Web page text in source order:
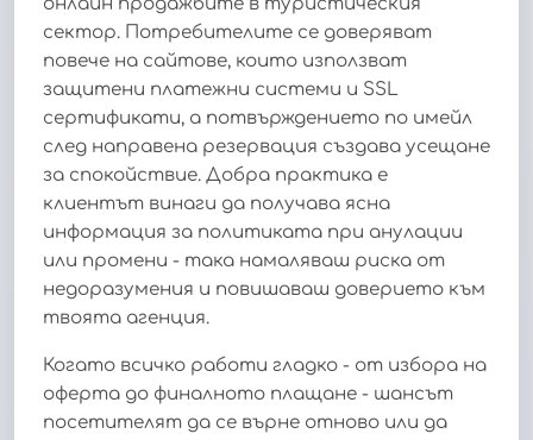
онлайн продажбите в туристическия
сектор. Потребителите се доверяват
повече на сайтове, които използват
защитени платежни системи и SSL
сертификати, а потвърждението по имейл
след направена резервация създава усещане
за спокойствие. Добра практика е
клиентът винаги да получава ясна
информация за политиката при анулации
или промени - така намаляваш риска от
недоразумения и повишаваш доверието към
твоята агенция.
Когато всичко работи гладко - от избора на
оферта до финалното плащане - шансът
посетителят да се върне отново или да